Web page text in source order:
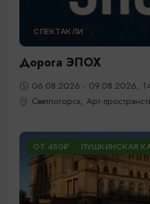
СПЕКТАКЛИ
Дорога ЭПОХ
06.08.2026 - 09.08.2026,
Светлогорск, Арт-
ОТ 450₽ ПУШКИНСКАЯ